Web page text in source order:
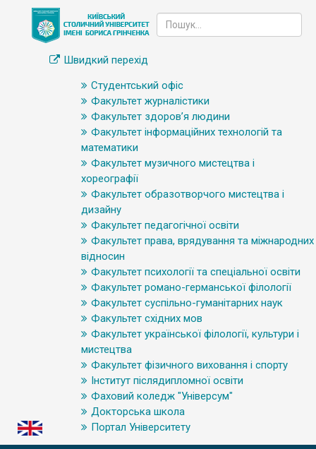
Швидкий перехід
Студентський офіс
Факультет журналістики
Факультет здоров’я людини
Факультет інформаційних технологій та
математики
Факультет музичного мистецтва і
хореографії
Факультет образотворчого мистецтва і
дизайну
Факультет педагогічної освіти
Факультет права, врядування та міжнародних
відносин
Факультет психології та спеціальної освіти
Факультет романо-германської філології
Факультет суспільно-гуманітарних наук
Факультет східних мов
Факультет української філології, культури і
мистецтва
Факультет фізичного виховання і спорту
Інститут післядипломної освіти
Фаховий коледж "Універсум"
Докторська школа
Портал Університету